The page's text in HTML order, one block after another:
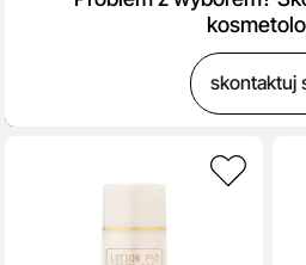
skontaktuj